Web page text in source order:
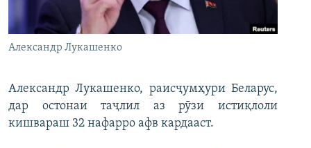
ГУЗОРИШҲОИ РАДИОӢ
Русский
Александр Лукашенко
Александр Лукашенко, раисҷумҳури Беларус,
дар остонаи таҷлил аз рӯзи истиқлоли
кишвараш 32 нафарро афв кардааст.